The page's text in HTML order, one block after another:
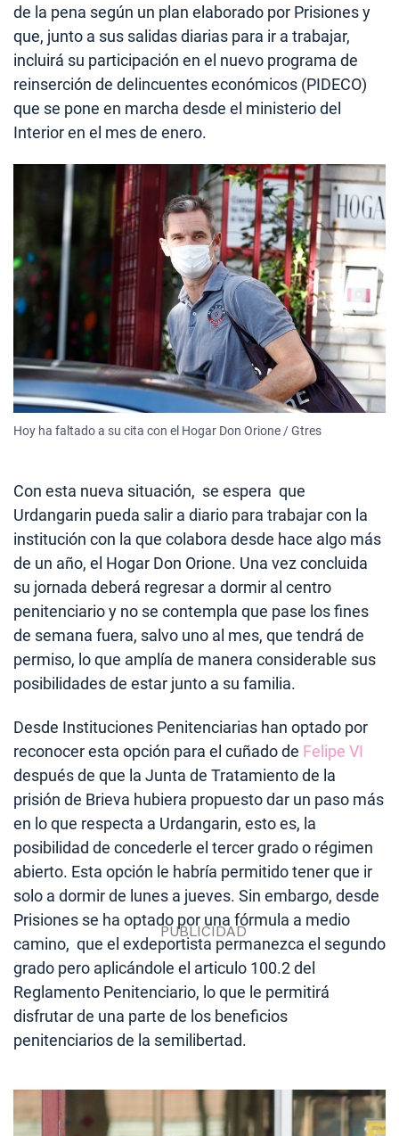
de la pena según un plan elaborado por Prisiones y
que, junto a sus salidas diarias para ir a trabajar,
incluirá su participación en el nuevo programa de
reinserción de delincuentes económicos (PIDECO)
que se pone en marcha desde el ministerio del
Interior en el mes de enero.
Hoy ha faltado a su cita con el Hogar Don Orione / Gtres
Con esta nueva situación, se espera que
Urdangarin pueda salir a diario para trabajar con la
institución con la que colabora desde hace algo más
de un año, el Hogar Don Orione. Una vez concluida
su jornada deberá regresar a dormir al centro
penitenciario y no se contempla que pase los fines
de semana fuera, salvo uno al mes, que tendrá de
permiso, lo que amplía de manera considerable sus
posibilidades de estar junto a su familia.
Desde Instituciones Penitenciarias han optado por
reconocer esta opción para el cuñado de Felipe VI
después de que la Junta de Tratamiento de la
prisión de Brieva hubiera propuesto dar un paso más
en lo que respecta a Urdangarin, esto es, la
posibilidad de concederle el tercer grado o régimen
abierto. Esta opción le habría permitido tener que ir
solo a dormir de lunes a jueves. Sin embargo, desde
Prisiones se ha optado por una fórmula a medio
camino, que el exdeportista permanezca el segundo
grado pero aplicándole el articulo 100.2 del
Reglamento Penitenciario, lo que le permitirá
disfrutar de una parte de los beneficios
penitenciarios de la semilibertad.